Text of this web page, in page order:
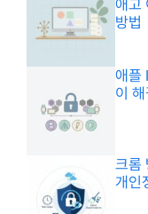
애고
방법
애플
이
크롬
개인